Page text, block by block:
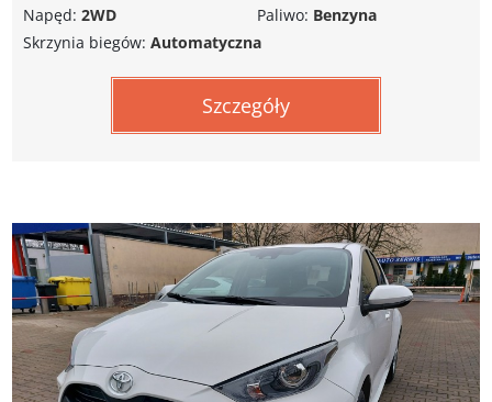
Napęd: 2WD
Paliwo: Benzyna
Skrzynia biegów: Automatyczna
Szczegóły